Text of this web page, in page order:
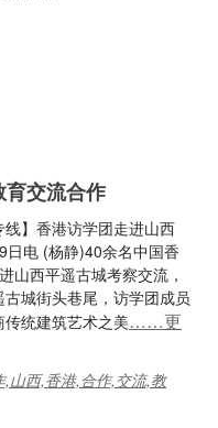
交流合作
】香港访学团走进山西
日电 (杨静)40余名中国香
山西平遥古城考察交流，
城街头巷尾，访学团成员
统建筑艺术之美……更
,山西,香港,合作,交流,教